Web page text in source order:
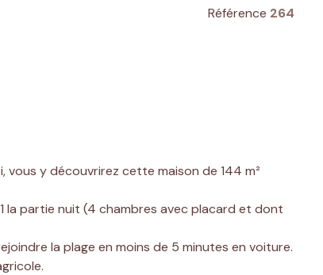
Référence 264
vous y découvrirez cette maison de 144 m²
la partie nuit (4 chambres avec placard et dont
la plage en moins de 5 minutes en voiture.